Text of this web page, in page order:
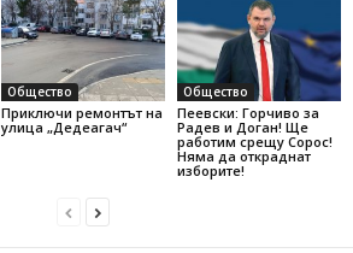
Общество
Приключи ремонтът на
улица „Дедеагач“
Общество
Пеевски: Горчиво за
Радев и Доган! Ще
работим срещу Сорос!
Няма да откраднат
изборите!